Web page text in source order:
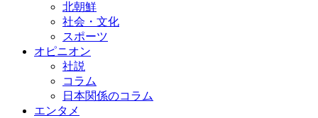
北朝鮮
社会・文化
スポーツ
オピニオン
社説
コラム
日本関係のコラム
エンタメ